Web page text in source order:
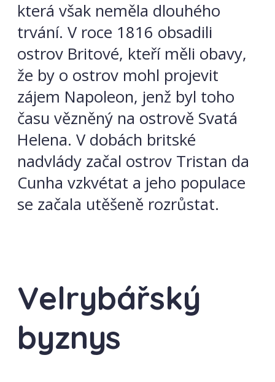
která však neměla dlouhého
trvání. V roce 1816 obsadili
ostrov Britové, kteří měli obavy,
že by o ostrov mohl projevit
zájem Napoleon, jenž byl toho
času vězněný na ostrově Svatá
Helena. V dobách britské
nadvlády začal ostrov Tristan da
Cunha vzkvétat a jeho populace
se začala utěšeně rozrůstat.
Velrybářský
byznys